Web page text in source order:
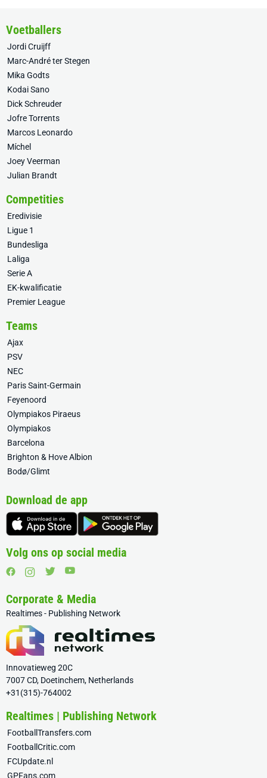
Voetballers
Jordi Cruijff
Marc-André ter Stegen
Mika Godts
Kodai Sano
Dick Schreuder
Jofre Torrents
Marcos Leonardo
Míchel
Joey Veerman
Julian Brandt
Competities
Eredivisie
Ligue 1
Bundesliga
Laliga
Serie A
EK-kwalificatie
Premier League
Teams
Ajax
PSV
NEC
Paris Saint-Germain
Feyenoord
Olympiakos Piraeus
Olympiakos
Barcelona
Brighton & Hove Albion
Bodø/Glimt
Download de app
Volg ons op social media
Corporate & Media
Realtimes - Publishing Network
Innovatieweg 20C
7007 CD, Doetinchem, Netherlands
+31(315)-764002
Realtimes | Publishing Network
FootballTransfers.com
FootballCritic.com
FCUpdate.nl
GPFans.com